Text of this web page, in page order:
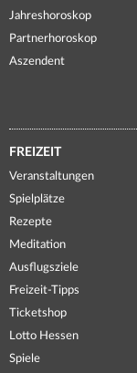
Jahreshoroskop
Partnerhoroskop
Aszendent
FREIZEIT
Veranstaltungen
Spielplätze
Rezepte
Meditation
Ausflugsziele
Freizeit-Tipps
Ticketshop
Lotto Hessen
Spiele